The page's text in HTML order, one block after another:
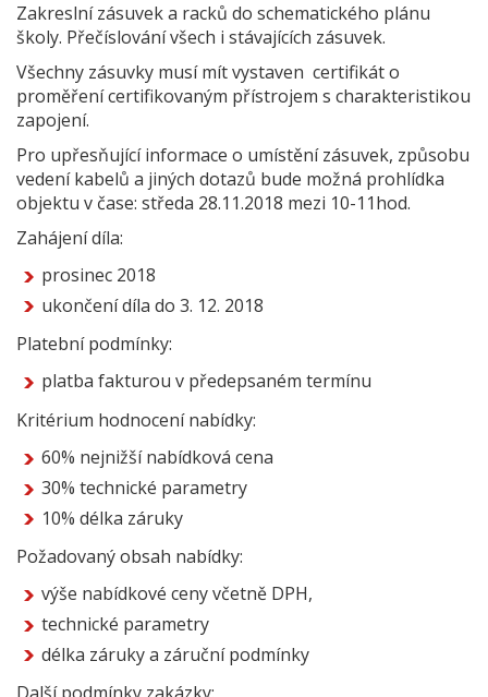
Zakreslní zásuvek a racků do schematického plánu
školy. Přečíslování všech i stávajících zásuvek.
Všechny zásuvky musí mít vystaven certifikát o
proměření certifikovaným přístrojem s charakteristikou
zapojení.
Pro upřesňující informace o umístění zásuvek, způsobu
vedení kabelů a jiných dotazů bude možná prohlídka
objektu v čase: středa 28.11.2018 mezi 10-11hod.
Zahájení díla:
prosinec 2018
ukončení díla do 3. 12. 2018
Platební podmínky:
platba fakturou v předepsaném termínu
Kritérium hodnocení nabídky:
60% nejnižší nabídková cena
30% technické parametry
10% délka záruky
Požadovaný obsah nabídky:
výše nabídkové ceny včetně DPH,
technické parametry
délka záruky a záruční podmínky